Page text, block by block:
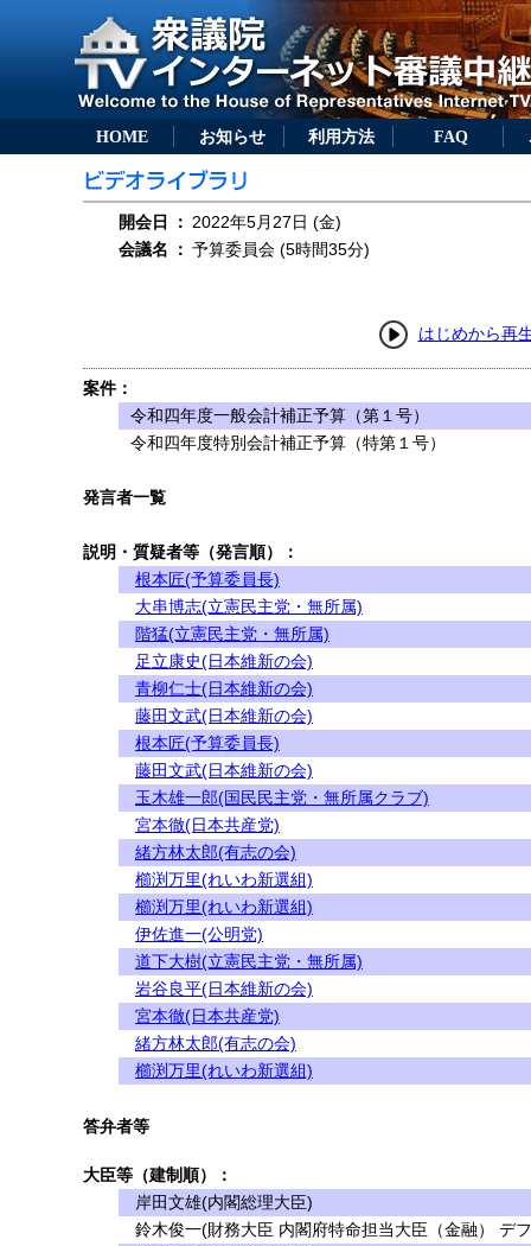
HOME お知らせ 利用方法 FAQ
開会日 ： 2022年5月27日 (金)
会議名
： 予算委員会 (5時間35分)
はじめから再
案件：
令和四年度一般会計補正予算（第１号）
令和四年度特別会計補正予算（特第１号）
発言者一覧
説明・質疑者等（発言順）：
根本匠(予算委員長)
大串博志(立憲民主党・無所属)
階猛(立憲民主党・無所属)
足立康史(日本維新の会)
青柳仁士(日本維新の会)
藤田文武(日本維新の会)
根本匠(予算委員長)
藤田文武(日本維新の会)
玉木雄一郎(国民民主党・無所属クラブ)
宮本徹(日本共産党)
緒方林太郎(有志の会)
櫛渕万里(れいわ新選組)
櫛渕万里(れいわ新選組)
伊佐進一(公明党)
道下大樹(立憲民主党・無所属)
岩谷良平(日本維新の会)
宮本徹(日本共産党)
緒方林太郎(有志の会)
櫛渕万里(れいわ新選組)
答弁者等
大臣等（建制順）：
岸田文雄(内閣総理大臣)
鈴木俊一(財務大臣 内閣府特命担当大臣（金融） デ